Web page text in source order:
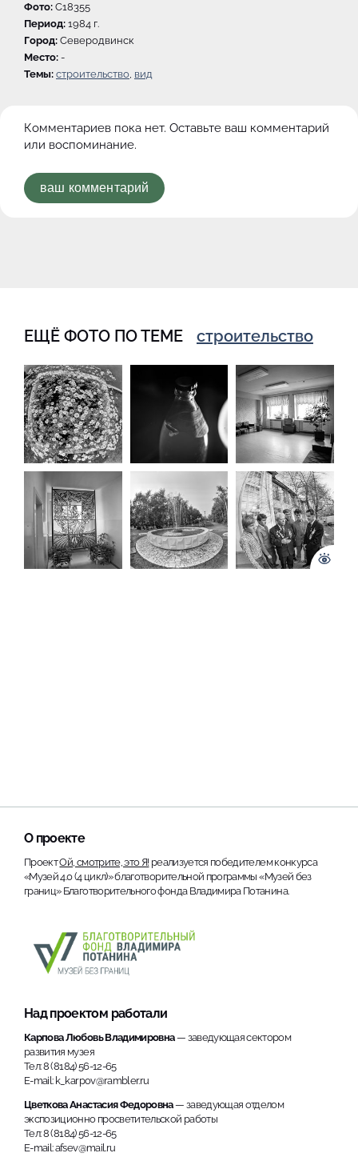
Фото: C18355
Период: 1984 г.
Город: Северодвинск
Место: -
Темы: строительство, вид
Комментариев пока нет. Оставьте ваш комментарий
или воспоминание.
ваш комментарий
ЕЩЁ ФОТО ПО ТЕМЕ строительство
О проекте
ПроектОй, смотрите, это Я! реализуется победителем конкурса
«Музей 4.0 (4 цикл)» благотворительной программы «Музей без
границ» Благотворительного фонда Владимира Потанина.
Над проектом работали
Карпова Любовь Владимировна— заведующая сектором
развития музея
Тел: 8 (8184) 56-12-65
E-mail: k_karpov@rambler.ru
Цветкова Анастасия Федоровна— заведующая отделом
экспозиционно просветительской работы
Тел: 8 (8184) 56-12-65
E-mail: afsev@mail.ru